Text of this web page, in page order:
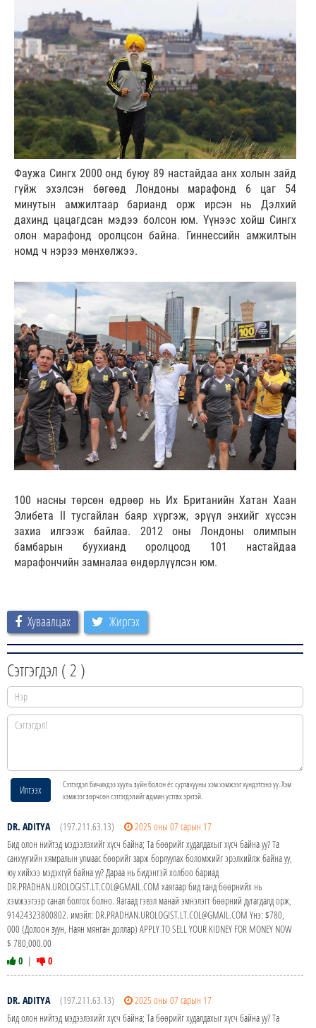
Фаужа Сингх 2000 онд буюу 89 настайдаа анх холын зайд
гүйж эхэлсэн бөгөөд Лондоны марафонд 6 цаг 54
минутын амжилтаар барианд орж ирсэн нь Дэлхий
дахинд цацагдсан мэдээ болсон юм. Үүнээс хойш Сингх
олон марафонд оролцсон байна. Гиннессийн амжилтын
номд ч нэрээ мөнхөлжээ.
100 насны төрсөн өдрөөр нь Их Британийн Хатан Хаан
Элибета II тусгайлан баяр хүргэж, эрүүл энхийг хүссэн
захиа илгээж байлаа. 2012 оны Лондоны олимпын
бамбарын буухианд оролцоод 101 настайдаа
марафончийн замналаа өндөрлүүлсэн юм.
Хуваалцах Жиргэх
Сэтгэгдэл (2 )
Илгээх
Сэтгэгдэл бичихдээ хууль зүйн болон ёс суртахууны хэм хэмжээг хүндэтгэнэ үү. Хэм
хэмжээг зөрчсөн сэтгэгдэлийг админ устгах эрхтэй.
DR. ADITYA (197.211.63.13)
2025 оны 07 сарын 17
Бид олон нийтэд мэдээлэхийг хүсч байна; Та бөөрийг худалдахыг хүсч байна уу? Та
санхүүгийн хямралын улмаас бөөрийг зарж борлуулах боломжийг эрэлхийлж байна уу,
юу хийхээ мэдэхгүй байна уу? Дараа нь бидэнтэй холбоо бариад
DR.PRADHAN.UROLOGIST.LT.COL@GMAIL.COM хаягаар бид танд бөөрнийх нь
хэмжээгээр санал болгох болно. Яагаад гэвэл манай эмнэлэгт бөөрний дутагдалд орж,
91424323800802. имэйл: DR.PRADHAN.UROLOGIST.LT.COL@GMAIL.COM Yнэ: $780,
000 (Долоон зуун, Наян мянган доллар) APPLY TO SELL YOUR KIDNEY FOR MONEY NOW
$ 780,000.00
0 | 0
DR. ADITYA (197.211.63.13)
2025 оны 07 сарын 17
Бид олон нийтэд мэдээлэхийг хүсч байна; Та бөөрийг худалдахыг хүсч байна уу? Та